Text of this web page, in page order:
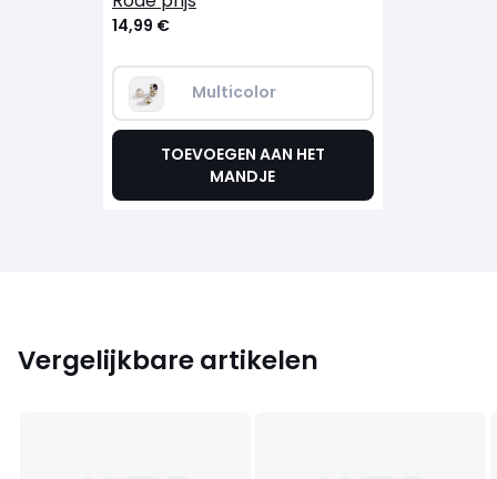
14,99 €
Multicolor
TOEVOEGEN AAN HET
MANDJE
Vergelijkbare artikelen